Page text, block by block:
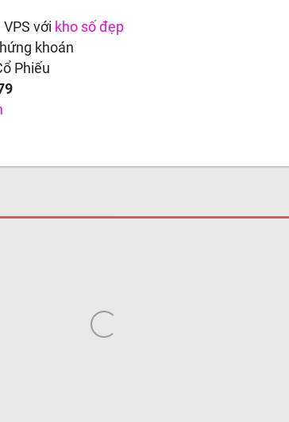
với kho số đẹp
khoán
Phiếu